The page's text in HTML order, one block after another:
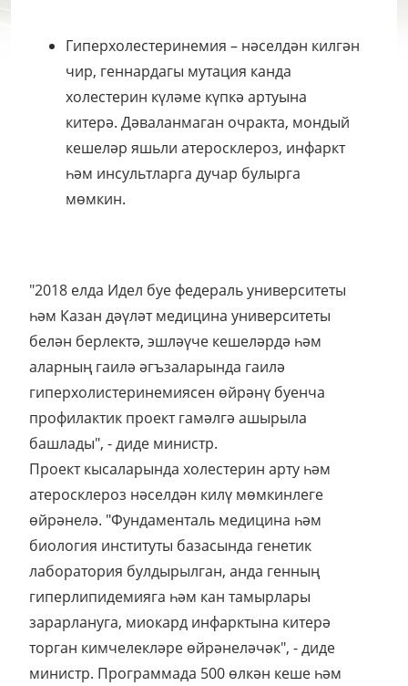
Гиперхолестеринемия – нәселдән килгән
чир, геннардагы мутация канда
холестерин күләме күпкә артуына
китерә. Дәваланмаган очракта, мондый
кешеләр яшьли атеросклероз, инфаркт
һәм инсультларга дучар булырга
мөмкин.
"2018 елда Идел буе федераль университеты
һәм Казан дәүләт медицина университеты
белән берлектә, эшләүче кешеләрдә һәм
аларның гаилә әгъзаларында гаилә
гиперхолистеринемиясен өйрәнү буенча
профилактик проект гамәлгә ашырыла
башлады", - диде министр.
Проект кысаларында холестерин арту һәм
атеросклероз нәселдән килү мөмкинлеге
өйрәнелә. "Фундаменталь медицина һәм
биология институты базасында генетик
лаборатория булдырылган, анда генның
гиперлипидемияга һәм кан тамырлары
зарарлануга, миокард инфарктына китерә
торган кимчелекләре өйрәнеләчәк", - диде
министр. Программада 500 өлкән кеше һәм